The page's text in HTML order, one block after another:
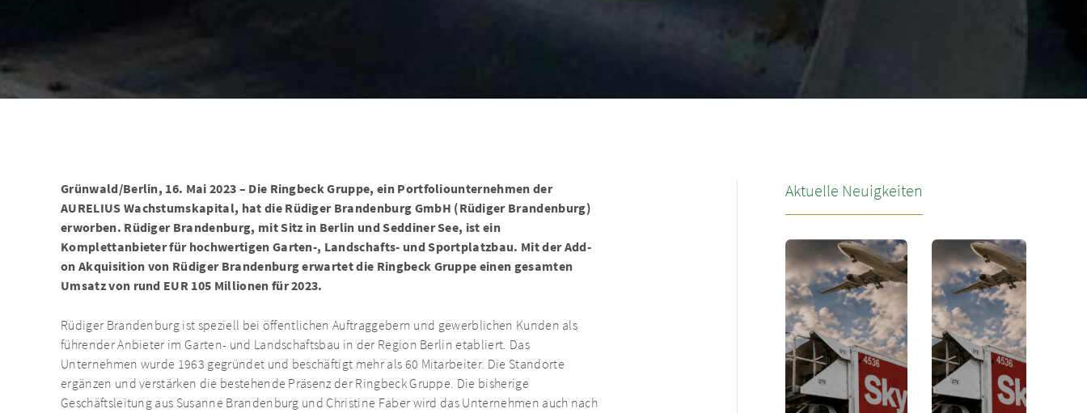
Grünwald/Berlin, 16. Mai 2023 – Die Ringbeck Gruppe, ein Portfoliounternehmen der
AURELIUS Wachstumskapital, hat die Rüdiger Brandenburg GmbH (Rüdiger Brandenburg)
erworben. Rüdiger Brandenburg, mit Sitz in Berlin und Seddiner See, ist ein
Komplettanbieter für hochwertigen Garten-, Landschafts- und Sportplatzbau. Mit der Add-
on Akquisition von Rüdiger Brandenburg erwartet die Ringbeck Gruppe einen gesamten
Umsatz von rund EUR 105 Millionen für 2023.
Rüdiger Brandenburg ist speziell bei öffentlichen Auftraggebern und gewerblichen Kunden als
führender Anbieter im Garten- und Landschaftsbau in der Region Berlin etabliert. Das
Unternehmen wurde 1963 gegründet und beschäftigt mehr als 60 Mitarbeiter. Die Standorte
ergänzen und verstärken die bestehende Präsenz der Ringbeck Gruppe. Die bisherige
Geschäftsleitung aus Susanne Brandenburg und Christine Faber wird das Unternehmen auch nach
Aktuelle Neuigkeiten